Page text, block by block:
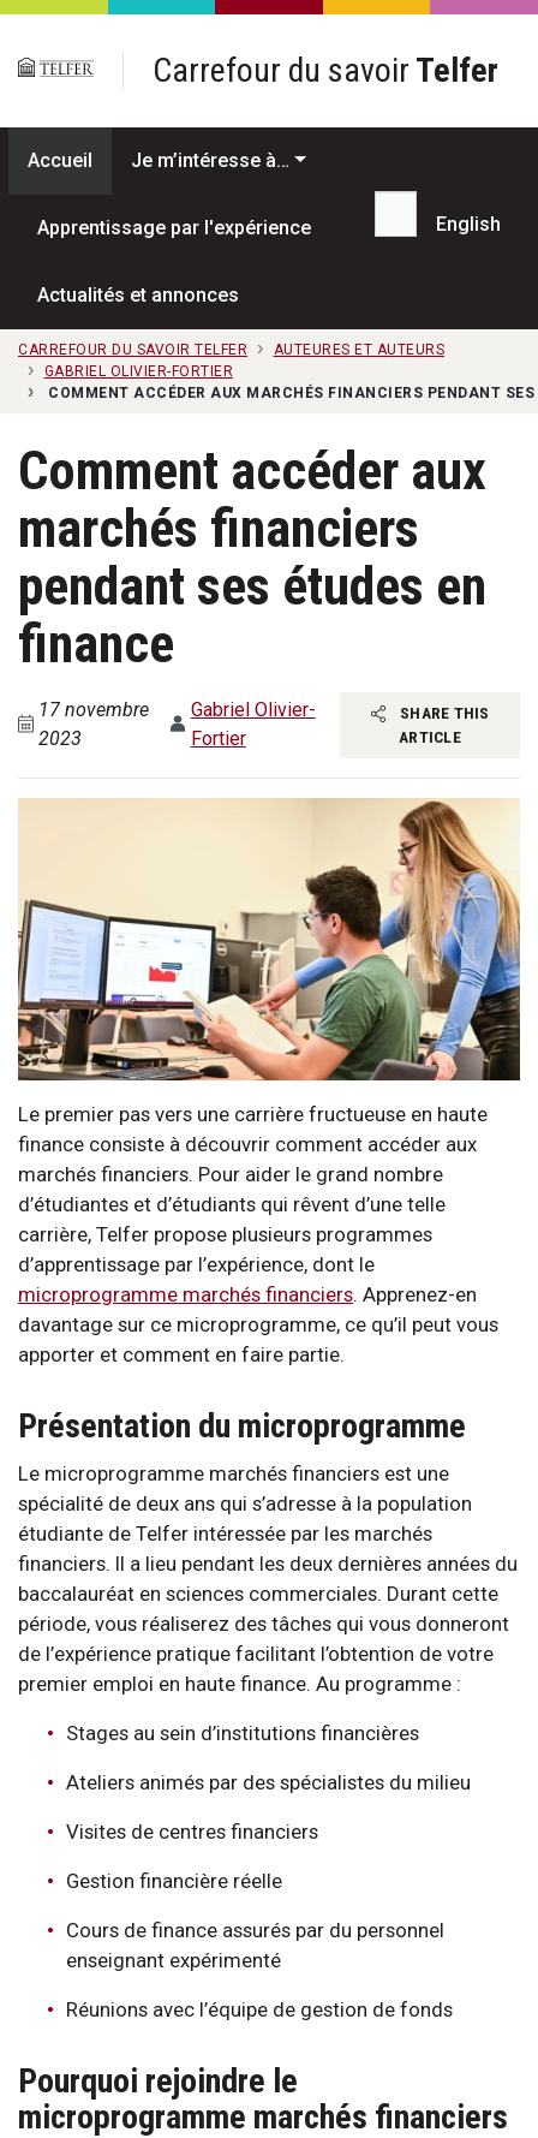
Passer au contenu principal
Carrefour du savoir Telfer
Accueil Je m’intéresse à…
Apprentissage par l'expérience
Actualités et annonces
Recherche...
English
CARREFOUR DU SAVOIR TELFER
AUTEURES ET AUTEURS
GABRIEL OLIVIER-FORTIER
COMMENT ACCÉDER AUX MARCHÉS FINANCIERS PENDANT
Comment accéder aux
marchés financiers
pendant ses études en
finance
17 novembre
2023
Gabriel Olivier-
Fortier
SHARE THIS
ARTICLE
Le premier pas vers une carrière fructueuse en haute
finance consiste à découvrir comment accéder aux
marchés financiers. Pour aider le grand nombre
d’étudiantes et d’étudiants qui rêvent d’une telle
carrière, Telfer propose plusieurs programmes
d’apprentissage par l’expérience, dont le
microprogramme marchés financiers. Apprenez-en
davantage sur ce microprogramme, ce qu’il peut vous
apporter et comment en faire partie.
Présentation du microprogramme
Le microprogramme marchés financiers est une
spécialité de deux ans qui s’adresse à la population
étudiante de Telfer intéressée par les marchés
financiers. Il a lieu pendant les deux dernières années du
baccalauréat en sciences commerciales. Durant cette
période, vous réaliserez des tâches qui vous donneront
de l’expérience pratique facilitant l’obtention de votre
premier emploi en haute finance. Au programme :
Stages au sein d’institutions financières
Ateliers animés par des spécialistes du milieu
Visites de centres financiers
Gestion financière réelle
Cours de finance assurés par du personnel
enseignant expérimenté
Réunions avec l’équipe de gestion de fonds
Pourquoi rejoindre le
microprogramme marchés financiers